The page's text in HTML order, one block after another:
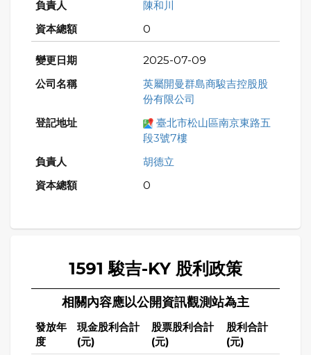
陳和川
0
2025-07-09
英屬開曼群島商駿吉控股股
份有限公司
臺北市松山區南京東路五
段3號7樓
胡德立
0
1591 駿吉-KY 股利政策
相關內容應以公開資訊觀測站為主
發放年
度
現金股利合計
(元)
股票股利合計
(元)
股利合計
(元)